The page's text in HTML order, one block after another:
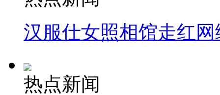
汉服仕女照相馆走红网
热点新闻